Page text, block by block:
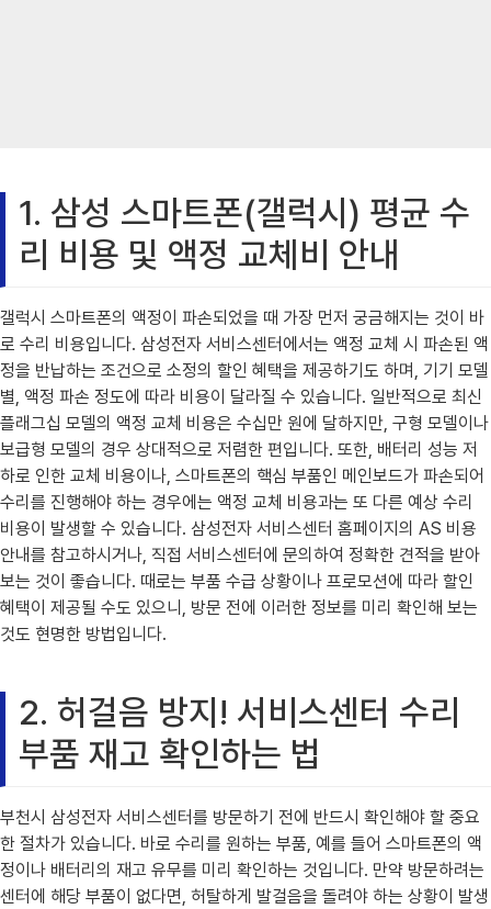
1. 삼성 스마트폰(갤럭시) 평균 수
리 비용 및 액정 교체비 안내
갤럭시 스마트폰의 액정이 파손되었을 때 가장 먼저 궁금해지는 것이 바
로 수리 비용입니다. 삼성전자 서비스센터에서는 액정 교체 시 파손된 액
정을 반납하는 조건으로 소정의 할인 혜택을 제공하기도 하며, 기기 모델
별, 액정 파손 정도에 따라 비용이 달라질 수 있습니다. 일반적으로 최신
플래그십 모델의 액정 교체 비용은 수십만 원에 달하지만, 구형 모델이나
보급형 모델의 경우 상대적으로 저렴한 편입니다. 또한, 배터리 성능 저
하로 인한 교체 비용이나, 스마트폰의 핵심 부품인 메인보드가 파손되어
수리를 진행해야 하는 경우에는 액정 교체 비용과는 또 다른 예상 수리
비용이 발생할 수 있습니다. 삼성전자 서비스센터 홈페이지의 AS 비용
안내를 참고하시거나, 직접 서비스센터에 문의하여 정확한 견적을 받아
보는 것이 좋습니다. 때로는 부품 수급 상황이나 프로모션에 따라 할인
혜택이 제공될 수도 있으니, 방문 전에 이러한 정보를 미리 확인해 보는
것도 현명한 방법입니다.
2. 허걸음 방지! 서비스센터 수리
부품 재고 확인하는 법
부천시 삼성전자 서비스센터를 방문하기 전에 반드시 확인해야 할 중요
한 절차가 있습니다. 바로 수리를 원하는 부품, 예를 들어 스마트폰의 액
정이나 배터리의 재고 유무를 미리 확인하는 것입니다. 만약 방문하려는
센터에 해당 부품이 없다면, 허탈하게 발걸음을 돌려야 하는 상황이 발생